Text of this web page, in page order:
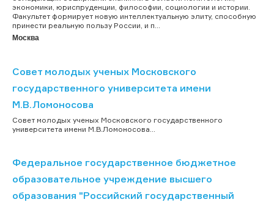
экономики, юриспруденции, философии, социологии и истории.
Факультет формирует новую интеллектуальную элиту, способную
принести реальную пользу России, и п...
Москва
Совет молодых ученых Московского
государственного университета имени
М.В.Ломоносова
Совет молодых ученых Московского государственного
университета имени М.В.Ломоносова...
Федеральное государственное бюджетное
образовательное учреждение высшего
образования "Российский государственный